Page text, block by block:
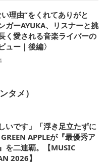
い理由”をくれてありがと
ガーAYUKA、リスナーと挑
く愛される音楽ライバーの
ュー｜後編〉
タメ）
いです」「浮き足立たずに
APPLEが『最優秀ア
を二連覇。【MUSIC
2026】